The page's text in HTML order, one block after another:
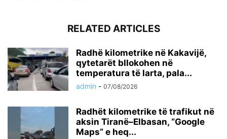
RELATED ARTICLES
Radhë kilometrike në Kakavijë,
qytetarët bllokohen në
temperatura të larta, pala...
admin - 07/08/2026
Radhët kilometrike të trafikut në
aksin Tiranë–Elbasan, “Google
Maps” e heq...